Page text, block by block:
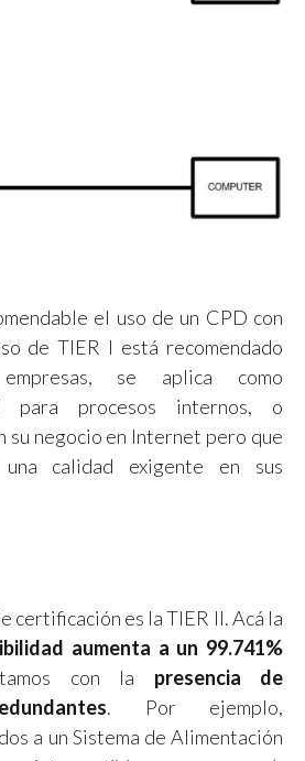
el uso de un CPD con
de TIER I está recomendado
se aplica como
para procesos internos, o
su negocio en Internet pero que
calidad exigente en sus
certificación es la TIER II. Acá la
aumenta a un 99.741%
con la presencia de
. Por ejemplo,
a un Sistema de Alimentación